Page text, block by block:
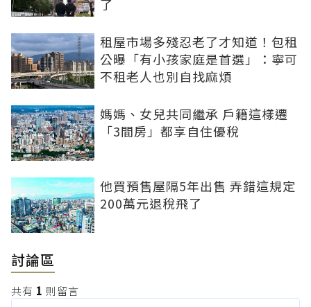
了
租屋市場多殘忍老了才知道！包租
公曝「有小孩家庭是首選」：寧可
不租老人也別自找麻煩
媽媽、女兒共同繼承 戶籍這樣遷
「3間房」都享自住優稅
他買預售屋隔5年出售 弄錯這規定
200萬元退稅飛了
討論區
共有 1 則留言